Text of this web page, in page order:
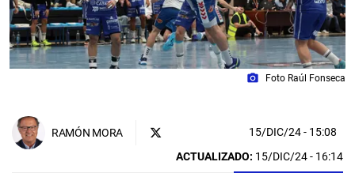
photo_camera Foto Raúl Fonseca
RAMÓN MORA 15/DIC/24- 15:08
ACTUALIZADO: 15/DIC/24 - 16:14